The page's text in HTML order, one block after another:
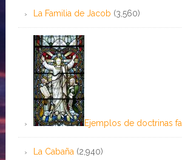
La Familia de Jacob (3,560)
Ejemplos de doctrinas
La Cabaña (2,940)